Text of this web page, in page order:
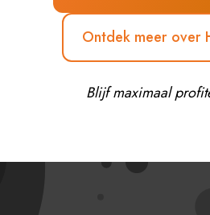
Ontdek meer over
Blijf maximaal